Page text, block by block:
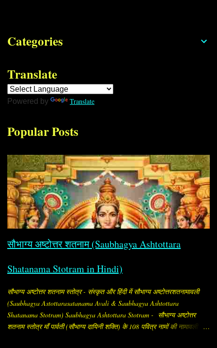
Categories
Translate
Powered by Translate
Popular Posts
सौभाग्य अष्टोत्तर शतनाम (Saubhagya Ashtottara
Shatanama Stotram in Hindi)
सौभाग्य अष्टोत्तर शतनाम स्तोत्र - संस्कृत और हिंदी में सौभाग्य अष्टोत्तरशतनामावली
(Saubhagya Astottarasatanama Avali & Saubhagya Ashtottara
Shatanama Stotram) Saubhagya Ashtottara Stotram - सौभाग्य अष्टोत्तर
शतनाम स्तोत्र माँ पार्वती (सौभाग्य दायिनी शक्ति) के 108 पवित्र नामों की नामावली है,